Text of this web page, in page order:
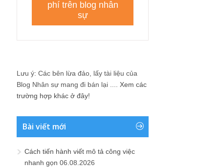
Lưu ý: Các bên lừa đảo, lấy tài liệu của
Blog Nhân sự mang đi bán lại .... Xem các
trường hợp khác ở đây!
Bài viết mới
Cách tiến hành viết mô tả công việc
nhanh gọn 06.08.2026